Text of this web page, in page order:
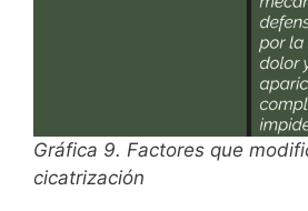
Gráfica 9. Factores que
cicatrización